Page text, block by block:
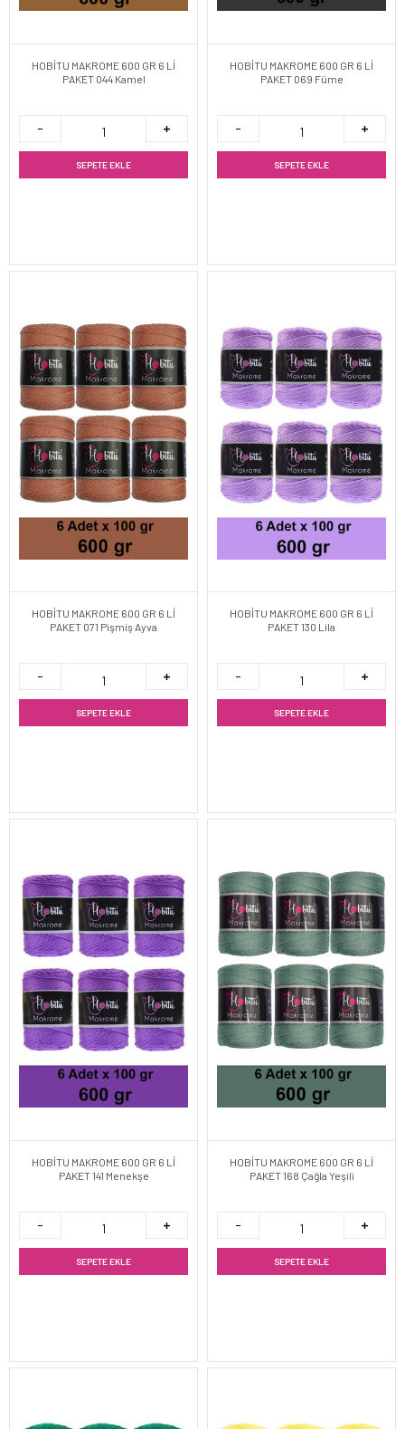
HOBİTU MAKROME 600 GR 6 Lİ
PAKET 044 Kamel
SEPETE EKLE
HOBİTU MAKROME 600 GR 6 Lİ
PAKET 069 Füme
SEPETE EKLE
HOBİTU MAKROME 600 GR 6 Lİ
PAKET 071 Pişmiş Ayva
SEPETE EKLE
HOBİTU MAKROME 600 GR 6 Lİ
PAKET 130 Lila
SEPETE EKLE
HOBİTU MAKROME 600 GR 6 Lİ
PAKET 141 Menekşe
SEPETE EKLE
HOBİTU MAKROME 600 GR 6 Lİ
PAKET 168 Çağla Yeşili
SEPETE EKLE